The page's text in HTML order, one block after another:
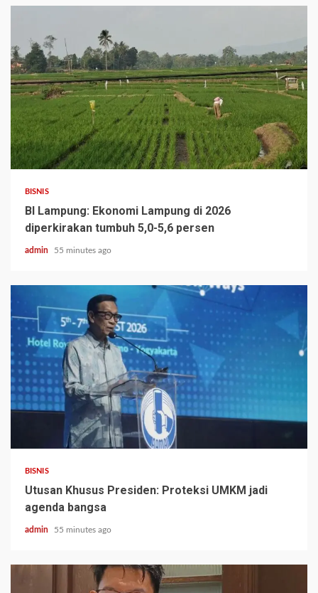
BISNIS
BI Lampung: Ekonomi Lampung di 2026
diperkirakan tumbuh 5,0-5,6 persen
admin 55 minutes ago
BISNIS
Utusan Khusus Presiden: Proteksi UMKM jadi
agenda bangsa
admin 55 minutes ago